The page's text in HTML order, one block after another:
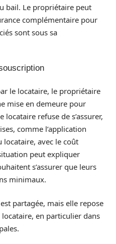
bail. Le propriétaire peut
complémentaire pour
sont sous sa
le locataire, le propriétaire
mise en demeure pour
refuse de s’assurer,
comme l’application
locataire, avec le coût
peut expliquer
s’assurer que leurs
minimaux.
partagée, mais elle repose
en particulier dans